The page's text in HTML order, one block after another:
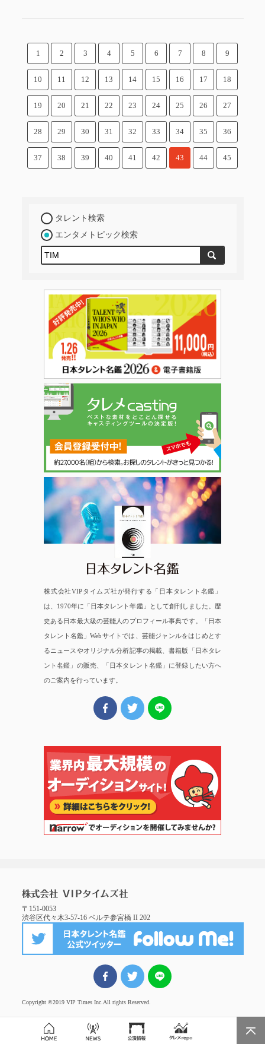
1 2 3 4 5 6 7 8 9
10 11 12 13 14 15 16 17 18
19 20 21 22 23 24 25 26 27
28 29 30 31 32 33 34 35 36
37 38 39 40 41 42 43 44 45
タレント検索
エンタメトピック検索
日本タレント名鑑
株式会社VIPタイムズ社が発行する「日本タレント名鑑」
は、1970年に「日本タレント年鑑」として創刊しました。歴
史ある日本最大級の芸能人のプロフィール事典です。「日本
タレント名鑑」Webサイトでは、芸能ジャンルをはじめとす
るニュースやオリジナル分析記事の掲載、書籍版「日本タレ
ント名鑑」の販売、「日本タレント名鑑」に登録したい方へ
のご案内を行っています。
Page Top
〒151-0053
渋谷区代々木3-57-16 ベルテ参宮橋 II 202
FBでシェアツイート
Copyright ©2019 VIP Times Inc. All rights Reserved.